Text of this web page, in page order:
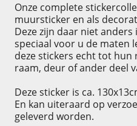
Onze complete
muursticker en als
Deze zijn daar niet
speciaal voor u de maten
deze stickers echt tot
raam, deur of ander deel
Deze sticker is ca.
En kan uiteraard op
geleverd worden.